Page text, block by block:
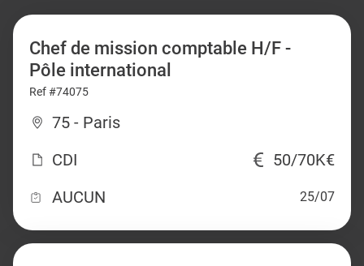
Chef de mission comptable H/F -
Pôle international
Ref #74075
75 - Paris
CDI
50/70K€
AUCUN
25/07